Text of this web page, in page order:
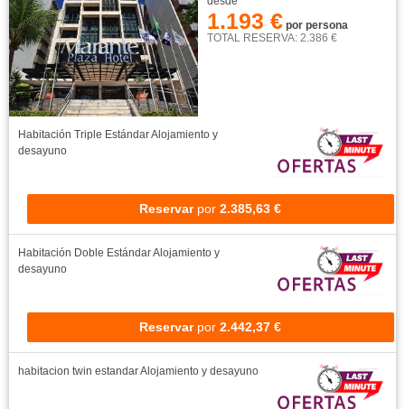
1.193 € por persona
TOTAL RESERVA: 2.386 €
Habitación Triple EstándarAlojamiento y
desayuno
Reservar por 2.385,63 €
Habitación Doble EstándarAlojamiento y
desayuno
Reservar por 2.442,37 €
habitacion twin estandarAlojamiento y desayuno